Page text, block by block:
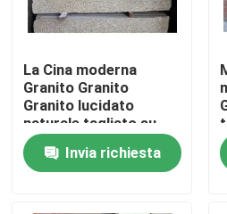
Casa
Chi siamo
Contatti
La Cina moderna
Granito Granito
Granito lucidato
naturale tagliato su
misura Cina rosa
porno rosa Granito
Invia richiesta